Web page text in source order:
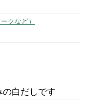
クなど）
白だしです